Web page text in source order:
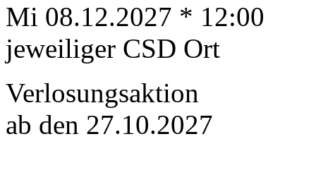
Mi 08.12.2027 * 12:00
jeweiliger CSD Ort
Verlosungsaktion
ab den 27.10.2027